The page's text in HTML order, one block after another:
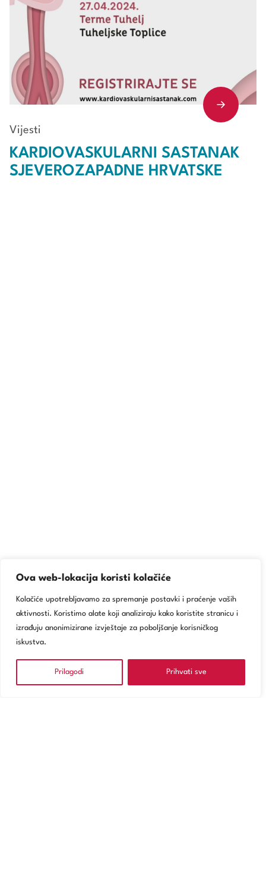
Ova web-lokacija koristi kolačiće
Kolačiće upotrebljavamo za spremanje postavki i praćenje vaših
aktivnosti. Koristimo alate koji analiziraju kako koristite stranicu i
izrađuju anonimizirane izvještaje za poboljšanje korisničkog
iskustva.
Prilagodi Prihvati sve
Vijesti
KARDIOVASKULARNI SASTANAK
SJEVEROZAPADNE HRVATSKE
NARUČITE SE